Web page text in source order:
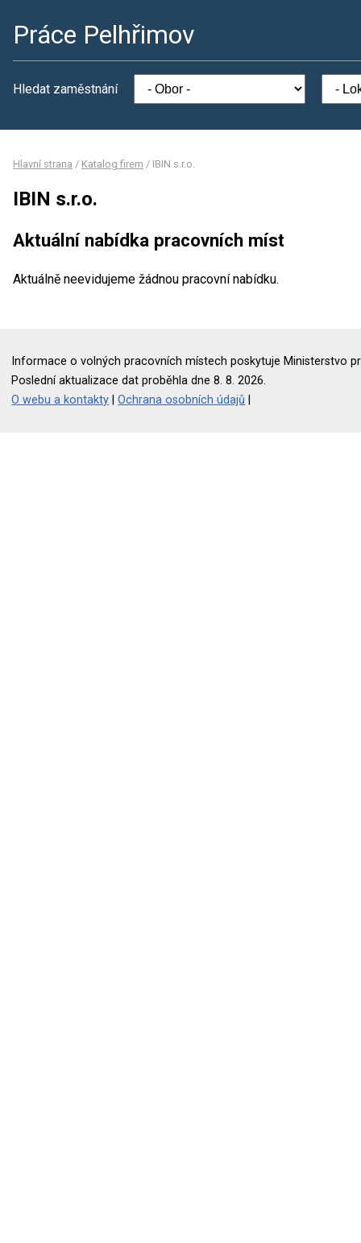
Práce Pelhřimov
Hledat zaměstnání
Hlavní strana / Katalog firem / IBIN s.r.o.
IBIN s.r.o.
Aktuální nabídka pracovních míst
Aktuálně neevidujeme žádnou pracovní nabídku.
Informace o volných pracovních místech poskytuje Ministerstvo
Poslední aktualizace dat proběhla dne 8. 8. 2026.
O webu a kontakty |Ochrana osobních údajů